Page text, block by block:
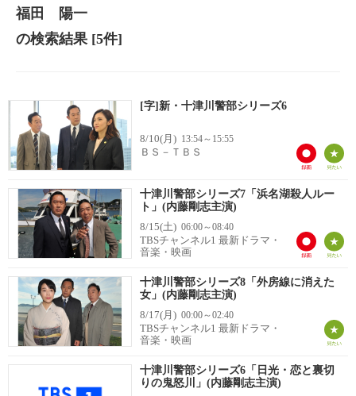
福田 陽一
の検索結果[5件]
[字]新・十津川警部シリーズ6
8/10(月) 13:54～15:55
ＢＳ－ＴＢＳ
十津川警部シリーズ7「浜名湖殺人ルー
ト」(内藤剛志主演)
8/15(土) 06:00～08:40
TBSチャンネル1 最新ドラマ・
音楽・映画
十津川警部シリーズ8「外房線に消えた
女」(内藤剛志主演)
8/17(月) 00:00～02:40
TBSチャンネル1 最新ドラマ・
音楽・映画
十津川警部シリーズ6「日光・恋と裏切
りの鬼怒川」(内藤剛志主演)